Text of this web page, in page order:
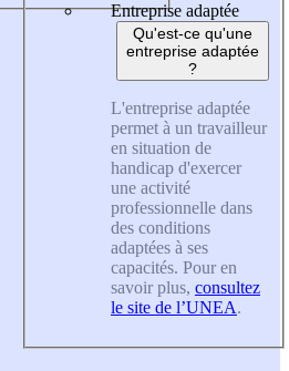
Entreprise adaptée
Qu'est-ce qu'une
entreprise adaptée
?
L'entreprise adaptée
permet à un travailleur
en situation de
handicap d'exercer
une activité
professionnelle dans
des conditions
adaptées à ses
capacités. Pour en
savoir plus, consultez
le site de l’UNEA.